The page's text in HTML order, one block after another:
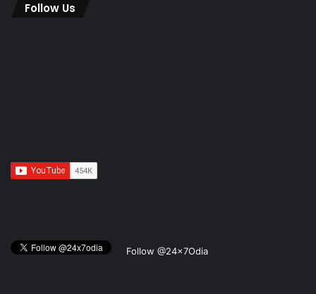
Follow Us
Follow @24x7Odia